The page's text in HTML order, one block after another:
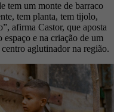
tem um monte de barraco
tem planta, tem tijolo,
afirma Castor, que aposta
e na criação de um
aglutinador na região.